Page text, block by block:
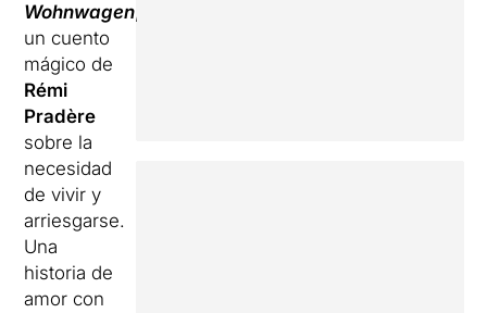
Wohnwagen,
un cuento
mágico de
Rémi
Pradère
sobre la
necesidad
de vivir y
arriesgarse.
Una
historia de
amorcon